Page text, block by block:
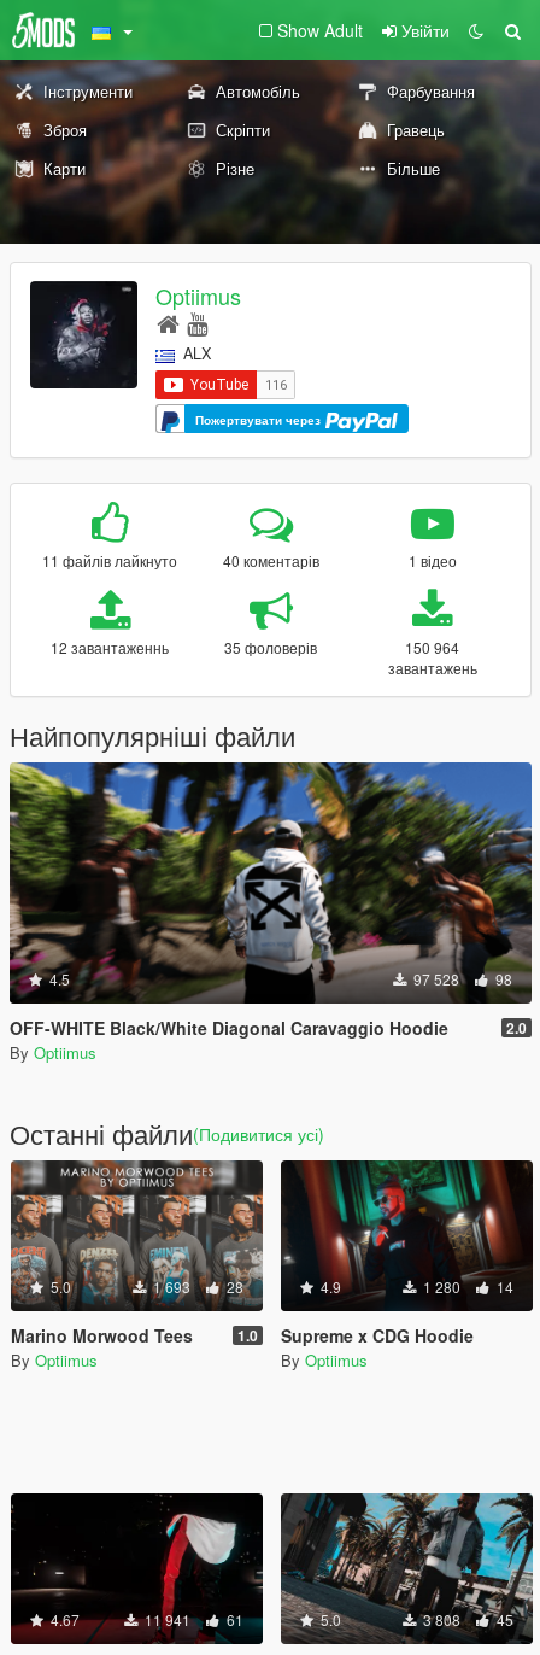
Show Adult Увійти
Інструменти Автомобіль
Фарбування
Зброя
Скріпти
Гравець
Карти
Різне Більше
Optiimus
ALX
Пожертвувати через
11 файлів лайкнуто 40 коментарів 1 відео
12 завантаженнь 35 фоловерів
150 964
завантажень
Найпопулярніші файли
4.5 97 528 98
OFF-WHITE Black/White Diagonal Caravaggio Hoodie 2.0
By Optiimus
Останні файли(Подивитися усі)
5.0 1 693 28
Marino Morwood Tees 1.0
By Optiimus
4.9 1 280 14
Supreme x CDG Hoodie
By Optiimus
4.67 11 941 61 5.0 3 808 45